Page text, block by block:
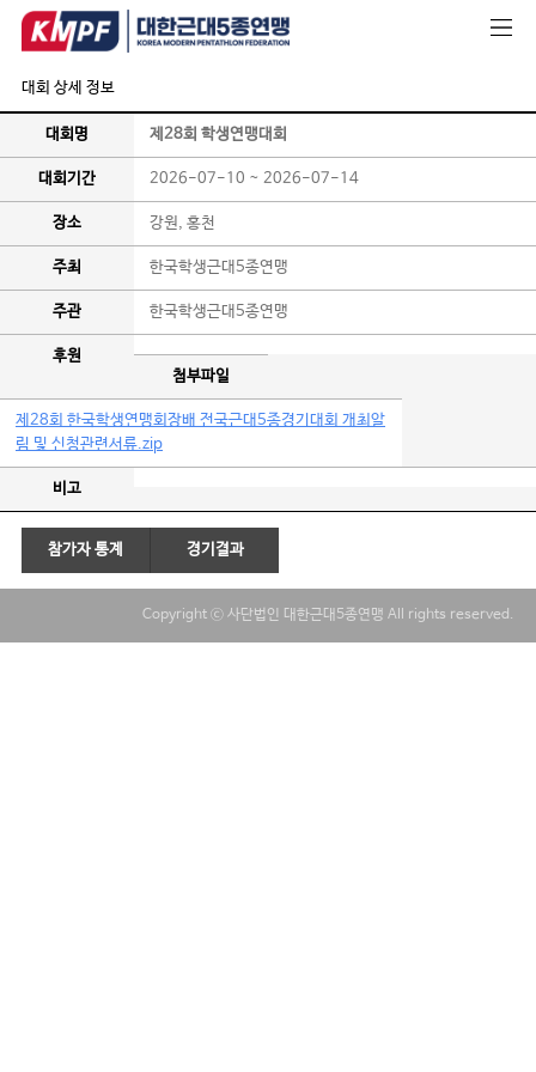
대회 상세 정보
대회명 제28회 학생연맹대회
대회기간 2026-07-10 ~ 2026-07-14
장소 강원, 홍천
주최 한국학생근대5종연맹
주관 한국학생근대5종연맹
후원
첨부파일
제28회 한국학생연맹회장배 전국근대5종경기대회 개최알
림 및 신청관련서류.zip
비고
참가자 통계 경기결과
Copyright ⓒ 사단법인 대한근대5종연맹 All rights reserved.